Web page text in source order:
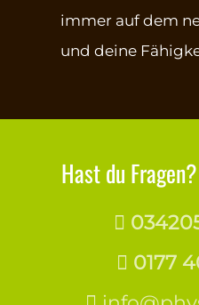
immer auf dem
und deine
Hast du

 0177